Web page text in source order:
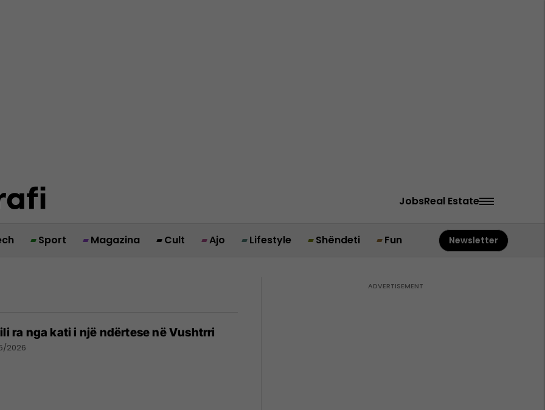
JobsReal Estate
Sport Magazina Cult Ajo Lifestyle Shëndeti Fun Newsletter
ra nga kati i një ndërtese në Vushtrri
2026